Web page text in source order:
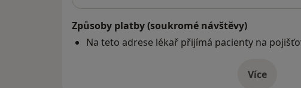
Způsoby platby (soukromé návštěvy)
Na teto adrese lékař přijímá pacienty na
Víceo adrese